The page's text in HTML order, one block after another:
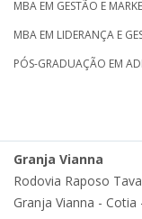
MBA EM GESTÃO E
MBA EM LIDERANÇA E
PÓS-GRADUAÇÃO EM
Granja Vianna
Rodovia Raposo
Granja Vianna - Cotia